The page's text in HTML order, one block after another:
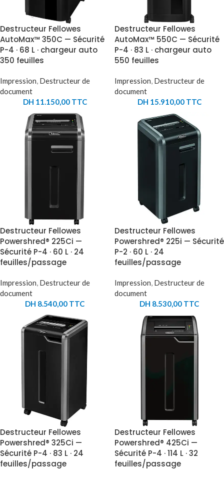
Destructeur Fellowes
AutoMax™ 350C — Sécurité
P-4 · 68 L · chargeur auto
350 feuilles
Impression, Destructeur de
document
DH 11.150,00TTC
Destructeur Fellowes
AutoMax™ 550C — Sécurité
P-4 · 83 L · chargeur auto
550 feuilles
Impression, Destructeur de
document
DH 15.910,00TTC
Destructeur Fellowes
Powershred® 225Ci —
Sécurité P-4 · 60 L · 24
feuilles/passage
Impression Destructeur de
document
DH 8.540,00 TTC
Destructeur Fellowes
Powershred® 225i — Sécurité
P-2 · 60 L · 24
feuilles/passage
Impression Destructeur de
document
DH 8.530,00 TTC
Destructeur Fellowes
Powershred® 325Ci —
Sécurité P-4 · 83 L · 24
feuilles/passage
Destructeur Fellowes
Powershred® 425Ci —
Sécurité P-4 · 114 L · 32
feuilles/passage